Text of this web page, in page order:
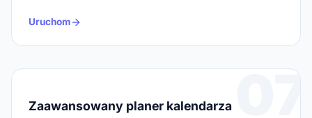
Uruchom
07
Zaawansowany planer kalendarza